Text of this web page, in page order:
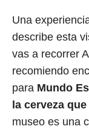
Una
describe esta
vas a recorrer
recomiendo
para Mundo
la cerveza
museo es una